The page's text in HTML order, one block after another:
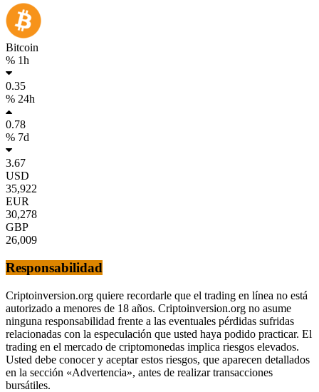
Bitcoin
% 1h
0.35
% 24h
0.78
% 7d
3.67
USD
35,922
EUR
30,278
GBP
26,009
Responsabilidad
Criptoinversion.org quiere recordarle que el trading en línea no está
autorizado a menores de 18 años. Criptoinversion.org no asume
ninguna responsabilidad frente a las eventuales pérdidas sufridas
relacionadas con la especulación que usted haya podido practicar. El
trading en el mercado de criptomonedas implica riesgos elevados.
Usted debe conocer y aceptar estos riesgos, que aparecen detallados
en la sección «Advertencia», antes de realizar transacciones
bursátiles.